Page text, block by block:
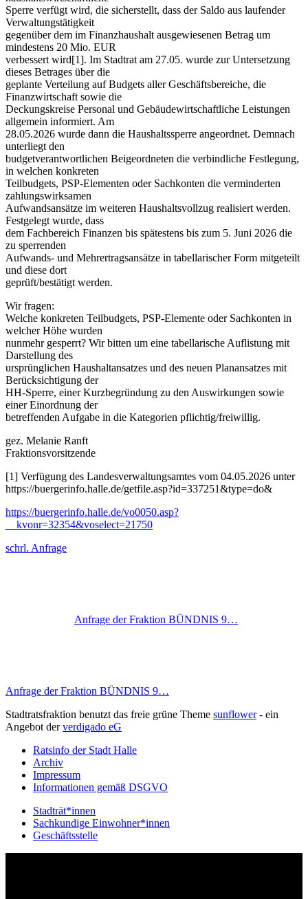
Sperre verfügt wird, die sicherstellt, dass der Saldo aus laufender
Verwaltungstätigkeit
gegenüber dem im Finanzhaushalt ausgewiesenen Betrag um
mindestens 20 Mio. EUR
verbessert wird[1]. Im Stadtrat am 27.05. wurde zur Untersetzung
dieses Betrages über die
geplante Verteilung auf Budgets aller Geschäftsbereiche, die
Finanzwirtschaft sowie die
Deckungskreise Personal und Gebäudewirtschaftliche Leistungen
allgemein informiert. Am
28.05.2026 wurde dann die Haushaltssperre angeordnet. Demnach
unterliegt den
budgetverantwortlichen Beigeordneten die verbindliche Festlegung,
in welchen konkreten
Teilbudgets, PSP-Elementen oder Sachkonten die verminderten
zahlungswirksamen
Aufwandsansätze im weiteren Haushaltsvollzug realisiert werden.
Festgelegt wurde, dass
dem Fachbereich Finanzen bis spätestens bis zum 5. Juni 2026 die
zu sperrenden
Aufwands- und Mehrertragsansätze in tabellarischer Form mitgeteilt
und diese dort
geprüft/bestätigt werden.
Wir fragen:
Welche konkreten Teilbudgets, PSP-Elemente oder Sachkonten in
welcher Höhe wurden
nunmehr gesperrt? Wir bitten um eine tabellarische Auflistung mit
Darstellung des
ursprünglichen Haushaltansatzes und des neuen Planansatzes mit
Berücksichtigung der
HH-Sperre, einer Kurzbegründung zu den Auswirkungen sowie
einer Einordnung der
betreffenden Aufgabe in die Kategorien pflichtig/freiwillig.
gez. Melanie Ranft
Fraktionsvorsitzende
[1] Verfügung des Landesverwaltungsamtes vom 04.05.2026 unter
https://buergerinfo.halle.de/getfile.asp?id=337251&type=do&
https://buergerinfo.halle.de/vo0050.asp?
__kvonr=32354&voselect=21750
schrl. Anfrage
Anfrage der Fraktion BÜNDNIS 9…
Anfrage der Fraktion BÜNDNIS 9…
Stadtratsfraktion benutzt das freie grüne Theme sunflower‐ ein
Angebot derverdigado eG
Ratsinfo der Stadt Halle
Archiv
Impressum
Informationen gemäß DSGVO
Stadträt*innen
Sachkundige Einwohner*innen
Geschäftsstelle